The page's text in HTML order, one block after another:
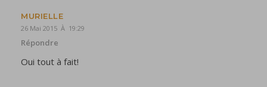
MURIELLE
26 Mai 2015 À 19:29
Répondre
Oui tout à fait!